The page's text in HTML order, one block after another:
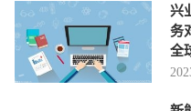
兴
务
全